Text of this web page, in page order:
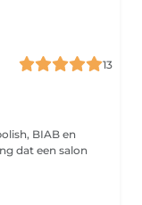
13
BIAB en
dat een salon